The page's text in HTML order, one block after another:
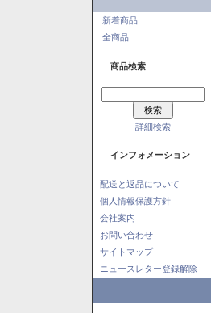
新着商品...
全商品...
商品検索
詳細検索
インフォメーション
配送と返品について
個人情報保護方針
会社案内
お問い合わせ
サイトマップ
ニュースレター登録解除